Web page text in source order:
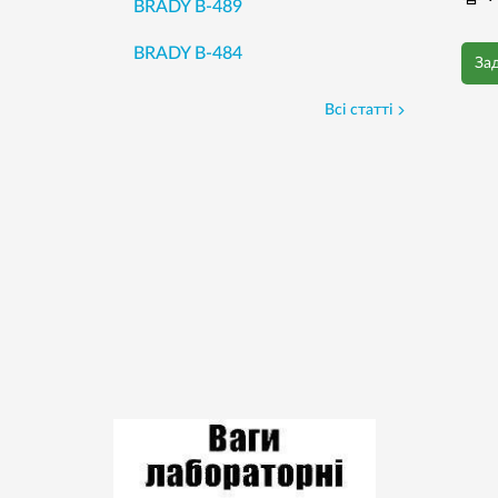
BRADY B-489
BRADY B-484
Всі статті